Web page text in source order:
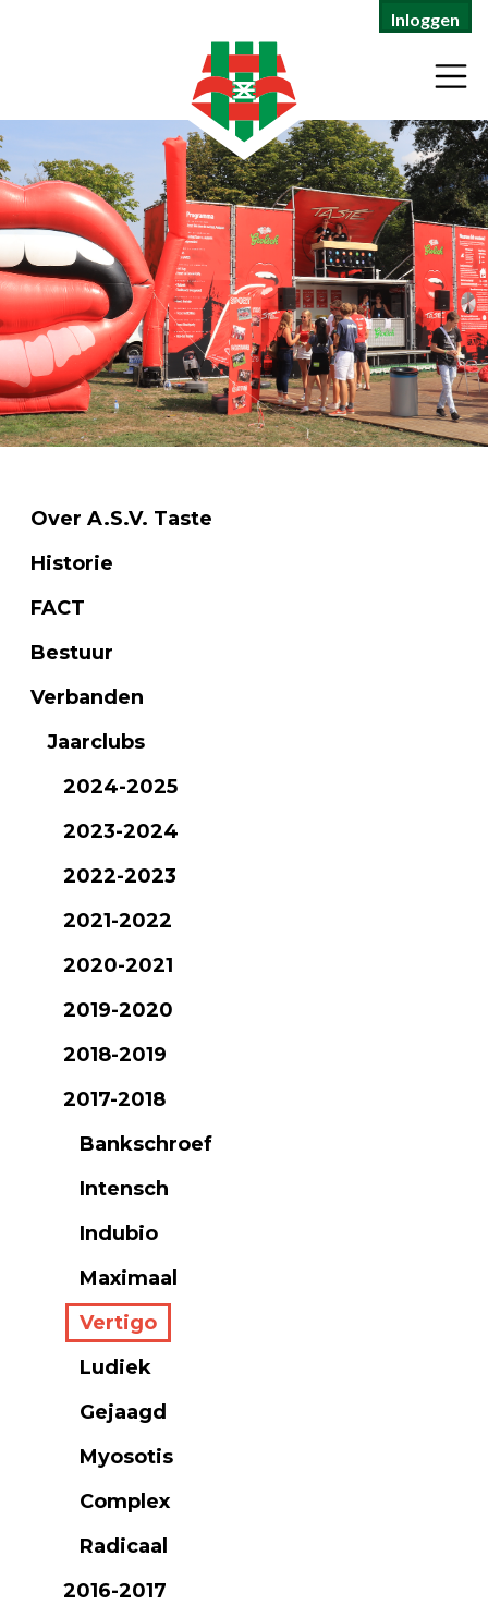
Inloggen
Over A.S.V. Taste
Historie
FACT
Bestuur
Verbanden
Jaarclubs
2024-2025
2023-2024
2022-2023
2021-2022
2020-2021
2019-2020
2018-2019
2017-2018
Bankschroef
Intensch
Indubio
Maximaal
Vertigo
Ludiek
Gejaagd
Myosotis
Complex
Radicaal
2016-2017